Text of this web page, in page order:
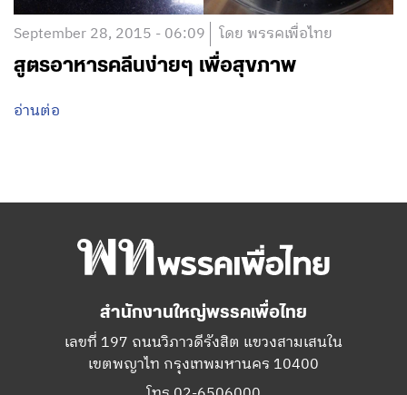
September 28, 2015 - 06:09 โดย พรรคเพื่อไทย
สูตรอาหารคลีนง่ายๆ เพื่อสุขภาพ
อ่านต่อ
สำนักงานใหญ่พรรคเพื่อไทย
เลขที่ 197 ถนนวิภาวดีรังสิต แขวงสามเสนใน
เขตพญาไท กรุงเทพมหานคร 10400